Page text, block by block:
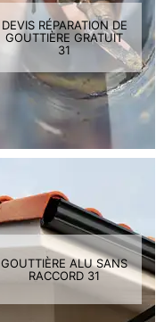
DEVIS RÉPARATION DE
GOUTTIÈRE GRATUIT
31
GOUTTIÈRE ALU SANS
RACCORD 31